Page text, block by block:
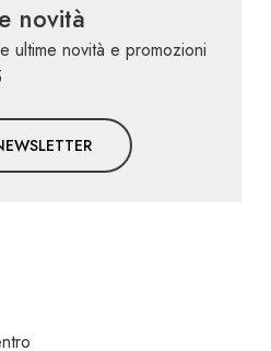
novità
ultime novità e promozioni